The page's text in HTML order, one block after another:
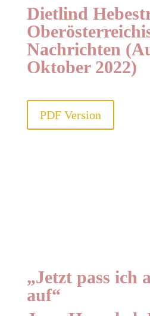
Dietlind
Nachrichten
Oktober 2022)
PDF Version
„Jetzt pass ich
auf“